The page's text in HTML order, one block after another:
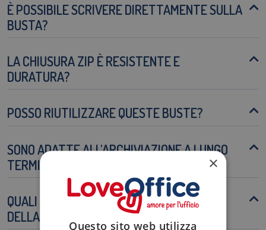
È POSSIBILE SCRIVERE DIRETTAMENTE SULLA
BUSTA?
LA CHIUSURA ZIP È RESISTENTE E
DURATURA?
POSSO RIUTILIZZARE QUESTE BUSTE?
SONO ADATTE ALL'ARCHIVIAZIONE A LUNGO
TERMINE?
QUALI SONO LE DIMENSIONI INTERNE UTILI
DELLA BUSTA?
×
Questo sito web utilizza